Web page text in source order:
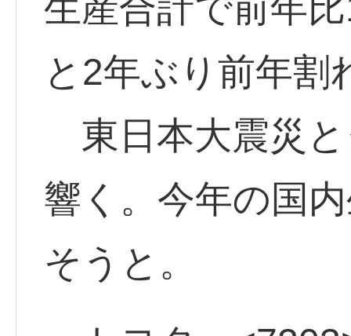
と2年ぶり前年割
東日本大震災
響く。今年の国
そうと。